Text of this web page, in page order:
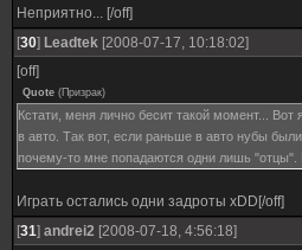
Неприятно... [/off]
[30] Leadtek [2008-07-17, 10:18:02]
[off]
Quote (Призрак)
Кстати, меня лично бесит такой момент...
в авто. Так вот, если раньше в авто нубы
почему-то мне попадаются одни лишь "отцы".
Играть остались одни задроты xDD[/off]
[31] andrei2 [2008-07-18, 4:56:18]